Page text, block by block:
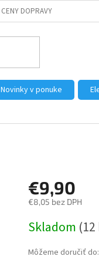
CENY DOPRAVY
Novinky v ponuke
€9,90
€8,05 bez DPH
cena:
Skladom (12
Môžeme doručiť do: